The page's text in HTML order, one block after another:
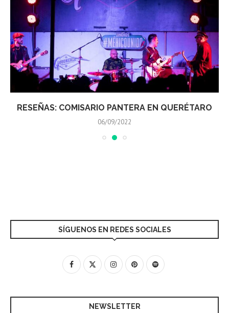
RESEÑAS: COMISARIO PANTERA EN QUERÉTARO
06/09/2022
SÍGUENOS EN REDES SOCIALES
NEWSLETTER